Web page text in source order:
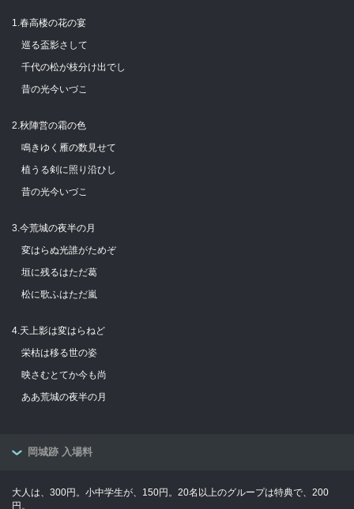
1.春高楼の花の宴
巡る盃影さして
千代の松が枝分け出でし
昔の光今いづこ
2.秋陣営の霜の色
鳴きゆく雁の数見せて
植うる剣に照り沿ひし
昔の光今いづこ
3.今荒城の夜半の月
変はらぬ光誰がためぞ
垣に残るはただ葛
松に歌ふはただ嵐
4.天上影は変はらねど
栄枯は移る世の姿
映さむとてか今も尚
ああ荒城の夜半の月
岡城跡 入場料
大人は、300円。小中学生が、150円。20名以上のグループは特典で、200
円。